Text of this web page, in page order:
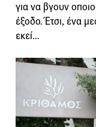
για να βγουν
έξοδο. Έτσι, ένα
εκεί…